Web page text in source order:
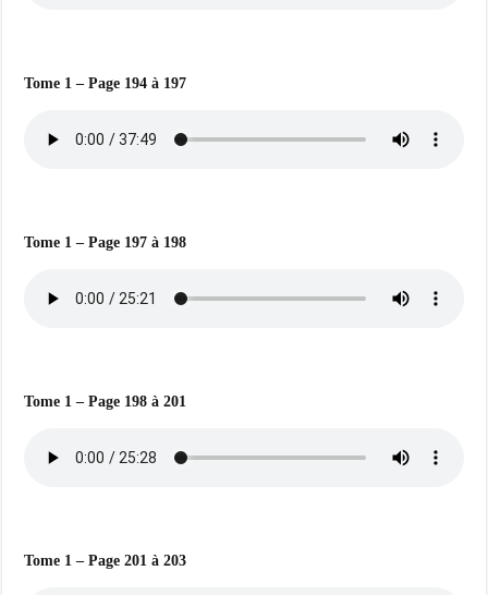
Tome 1 – Page 194 à 197
Tome 1 – Page 197 à 198
Tome 1 – Page 198 à 201
Tome 1 – Page 201 à 203